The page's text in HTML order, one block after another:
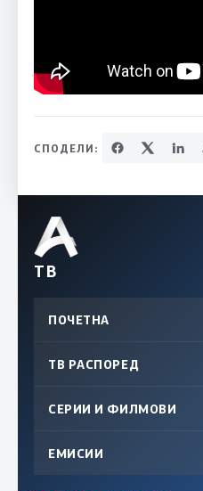
СПОДЕЛИ:
ТВ
ПОЧЕТНА
ТВ РАСПОРЕД
СЕРИИ И ФИЛМОВИ
ЕМИСИИ